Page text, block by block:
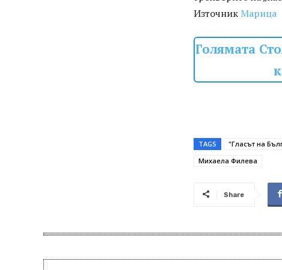
Източник Марица
Голямата
TAGS "Гласът на
Михаела Филева
Share